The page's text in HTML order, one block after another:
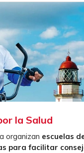
la Salud
organizan escuelas
para facilitar